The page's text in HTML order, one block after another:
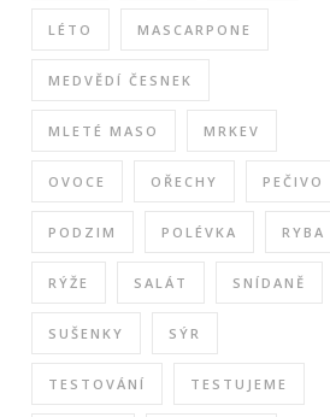
LÉTO MASCARPONE
MEDVĚDÍ ČESNEK
MLETÉ MASO MRKEV
OVOCE OŘECHY PEČIVO
PODZIM POLÉVKA RYBA
RÝŽE SALÁT SNÍDANĚ
SUŠENKY SÝR
TESTOVÁNÍ TESTUJEME